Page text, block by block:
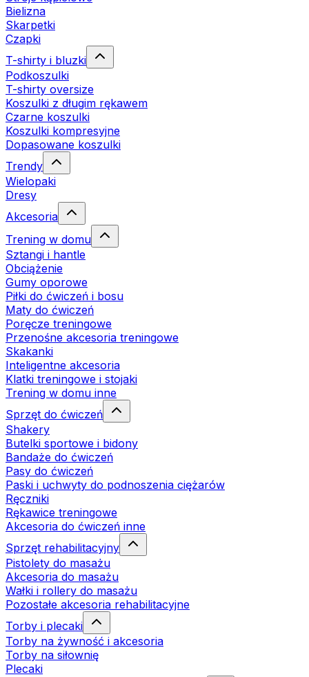
Bielizna
Skarpetki
Czapki
T-shirty i bluzki
Podkoszulki
T-shirty oversize
Koszulki z długim rękawem
Czarne koszulki
Koszulki kompresyjne
Dopasowane koszulki
Trendy
Wielopaki
Dresy
Akcesoria
Trening w domu
Sztangi i hantle
Obciążenie
Gumy oporowe
Piłki do ćwiczeń i bosu
Maty do ćwiczeń
Poręcze treningowe
Przenośne akcesoria treningowe
Skakanki
Inteligentne akcesoria
Klatki treningowe i stojaki
Trening w domu inne
Sprzęt do ćwiczeń
Shakery
Butelki sportowe i bidony
Bandaże do ćwiczeń
Pasy do ćwiczeń
Paski i uchwyty do podnoszenia ciężarów
Ręczniki
Rękawice treningowe
Akcesoria do ćwiczeń inne
Sprzęt rehabilitacyjny
Pistolety do masażu
Akcesoria do masażu
Wałki i rollery do masażu
Pozostałe akcesoria rehabilitacyjne
Torby i plecaki
Torby na żywność i akcesoria
Torby na siłownię
Plecaki